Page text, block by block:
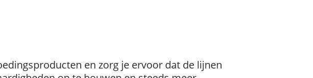
en zorg je ervoor dat de lijnen